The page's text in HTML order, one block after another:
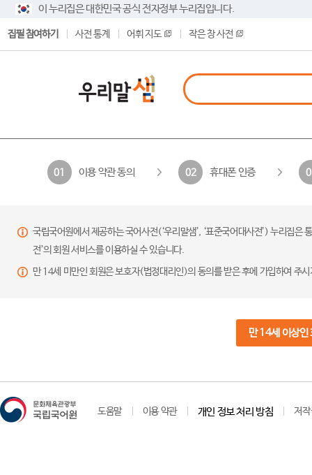
이 누리집은 대한민국 공식 전자정부 누리집입니다.
집필 참여하기 사전 통계 어휘 지도 작은 창 사전
01 이용 약관 동의 02 휴대폰 인증
국립국어원에서 제공하는 국어사전(‘우리말샘’, ‘표준국어대사전’) 누리집
전’의 회원 서비스를 이용하실 수 있습니다.
만 14세 미만인 회원은 보호자(법정대리인)의 동의를 받은 후에 가입하여 주
만 14세 이상인
도움말 이용 약관 개인 정보 처리 방침 저